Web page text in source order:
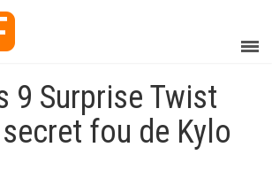
9 Surprise Twist
fou de Kylo